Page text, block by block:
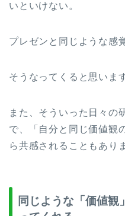
いといけない。
プレゼンと同じような感
そうなってくると思いま
また、そういった日々の
で、「自分と同じ価値観
ら共感されることもあり
同じような「価値観